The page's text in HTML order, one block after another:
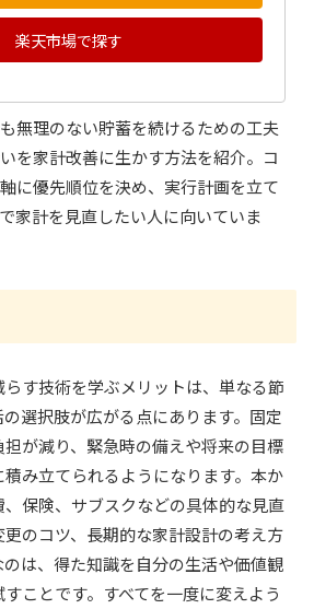
楽天市場で探す
無理のない貯蓄を続けるための工夫
を家計改善に生かす方法を紹介。コ
に優先順位を決め、実行計画を立て
家計を見直したい人に向いていま
す技術を学ぶメリットは、単なる節
選択肢が広がる点にあります。固定
が減り、緊急時の備えや将来の目標
み立てられるようになります。本か
保険、サブスクなどの具体的な見直
のコツ、長期的な家計設計の考え方
は、得た知識を自分の生活や価値観
ことです。すべてを一度に変えよう